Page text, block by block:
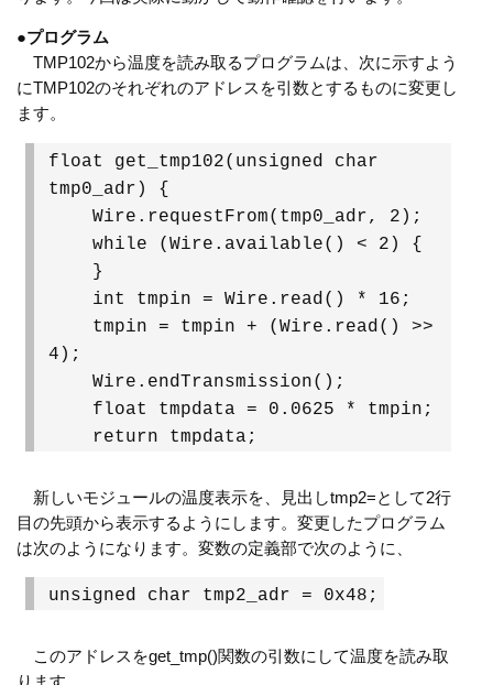
●プログラム
TMP102から温度を読み取るプログラムは、次に示すよう
にTMP102のそれぞれのアドレスを引数とするものに変更し
ます。
float get_tmp102(unsigned char
tmp0_adr) {
Wire.requestFrom(tmp0_adr, 2);
while (Wire.available() < 2) {
}
int tmpin = Wire.read() * 16;
tmpin = tmpin + (Wire.read() >>
4);
Wire.endTransmission();
float tmpdata = 0.0625 * tmpin;
return tmpdata;
新しいモジュールの温度表示を、見出しtmp2=として2行
目の先頭から表示するようにします。変更したプログラム
は次のようになります。変数の定義部で次のように、
unsigned char tmp2_adr = 0x48;
このアドレスをget_tmp()関数の引数にして温度を読み取